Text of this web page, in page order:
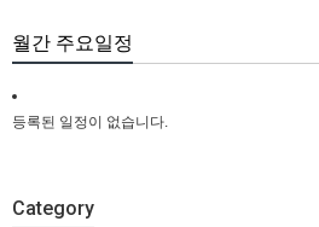
월간 주요일정
등록된 일정이 없습니다.
Category